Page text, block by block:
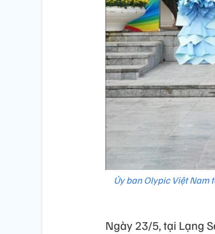
Ủy ban Olypic Việt Nam
Ngày 23/5, tại Lạng